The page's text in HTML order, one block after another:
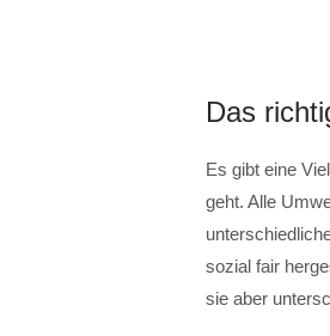
Das
Es gibt eine
geht. Alle
sozial fair
sie aber